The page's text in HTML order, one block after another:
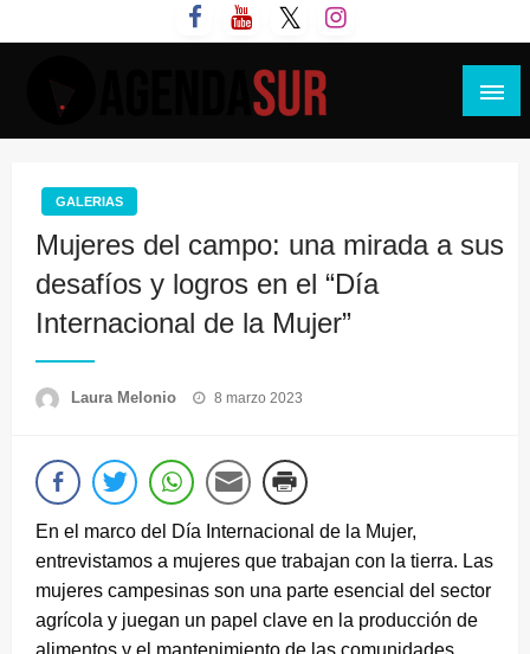
al
GALERIAS
Mujeres del campo: una mirada a sus
desafíos y logros en el “Día
Internacional de la Mujer”
Laura Melonio
Publicado
8 marzo 2023
En el marco del Día Internacional de la Mujer,
entrevistamos a mujeres que trabajan con la tierra. Las
mujeres campesinas son una parte esencial del sector
agrícola y juegan un papel clave en la producción de
alimentos y el mantenimiento de las comunidades